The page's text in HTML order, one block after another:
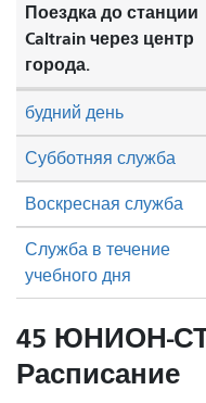
Поездка до станции
Caltrain через центр
города.
Субботняя служба
Воскресная служба
будний день
Служба в течение
учебного дня
45 ЮНИОН-
Расписание